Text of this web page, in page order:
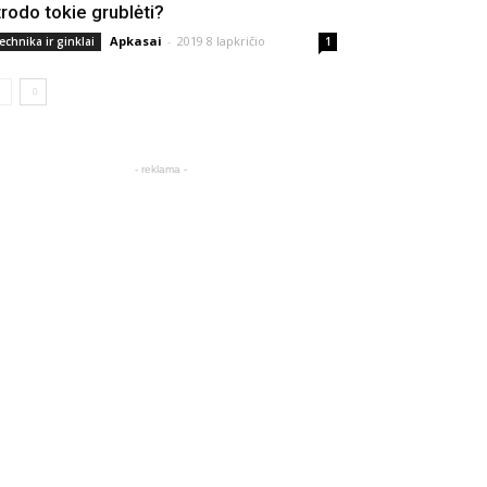
tokie grublėti?
ir ginklai Apkasai - 2019 8 lapkričio 1
- reklama -